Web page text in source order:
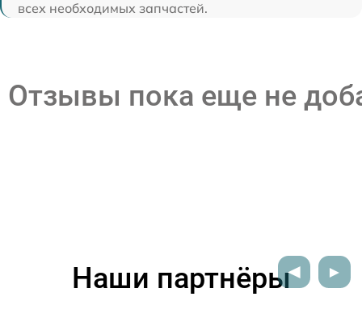
всех необходимых запчастей.
Отзывы пока еще не
Наши партнёры